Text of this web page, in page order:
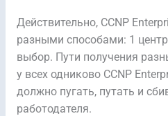
Действительно, CCNP
разными способами: 1
выбор. Пути получения
у всех одниково CCNP
должно пугать, путать и
работодателя.